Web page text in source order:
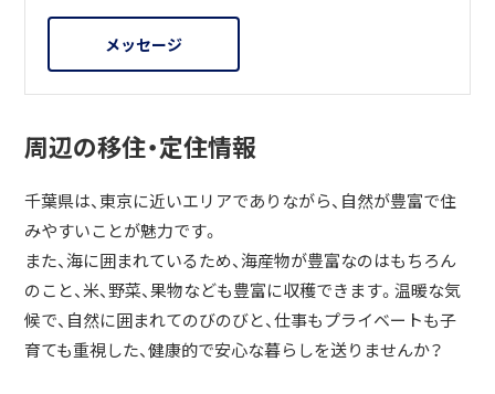
メッセージ
周辺の移住・定住情報
千葉県は、東京に近いエリアでありながら、自然が豊富で住
みやすいことが魅力です。
また、海に囲まれているため、海産物が豊富なのはもちろん
のこと、米、野菜、果物なども豊富に収穫できます。温暖な気
候で、自然に囲まれてのびのびと、仕事もプライベートも子
育ても重視した、健康的で安心な暮らしを送りませんか？